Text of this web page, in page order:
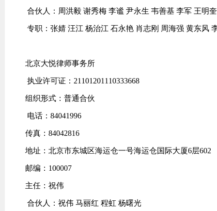
合伙人：周洪毅 谢秀梅 李谧 尹永生 韦善基 李军 王明
专职：张婧 汪江 杨治江 石永艳 肖志刚 周海强 黄东风
北京大悦律师事务所
执业许可证：21101201110333668
组织形式：普通合伙
电话：84041996
传真：84042816
地址：北京市东城区海运仓一号海运仓国际大厦6层602
邮编：100007
主任：祝伟
合伙人：祝伟 马丽红 程虹 杨曙光